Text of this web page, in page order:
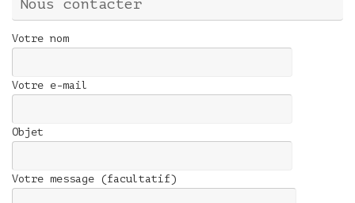
Nous contacter
Votre nom
Votre e-mail
Objet
Votre message (facultatif)